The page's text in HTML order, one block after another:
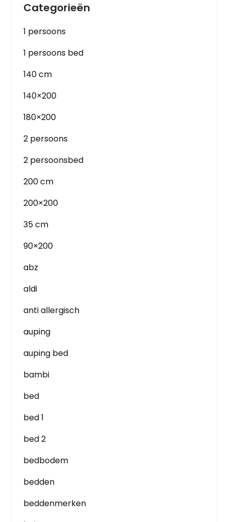
Categorieën
1 persoons
1 persoons bed
140 cm
140×200
180×200
2 persoons
2 persoonsbed
200 cm
200×200
35 cm
90×200
abz
aldi
anti allergisch
auping
auping bed
bambi
bed
bed 1
bed 2
bedbodem
bedden
beddenmerken